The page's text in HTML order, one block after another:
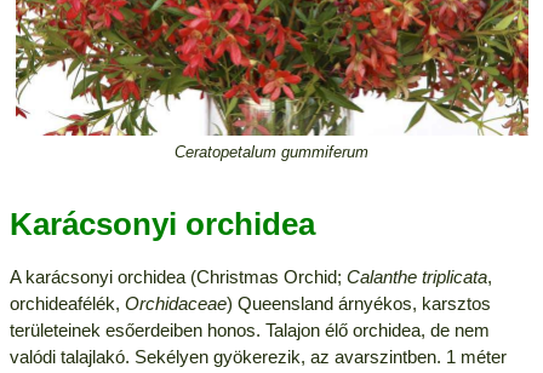
Ceratopetalum gummiferum
Karácsonyi orchidea
A karácsonyi orchidea (Christmas Orchid; Calanthe triplicata,
orchideafélék, Orchidaceae) Queensland árnyékos, karsztos
területeinek esőerdeiben honos. Talajon élő orchidea, de nem
valódi talajlakó. Sekélyen gyökerezik, az avarszintben. 1 méter